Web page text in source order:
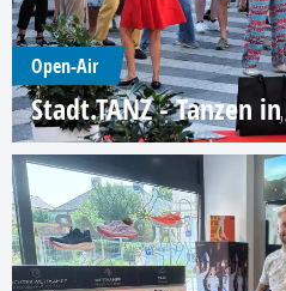
Open-Air
Stadt.TANZ - Tanzen